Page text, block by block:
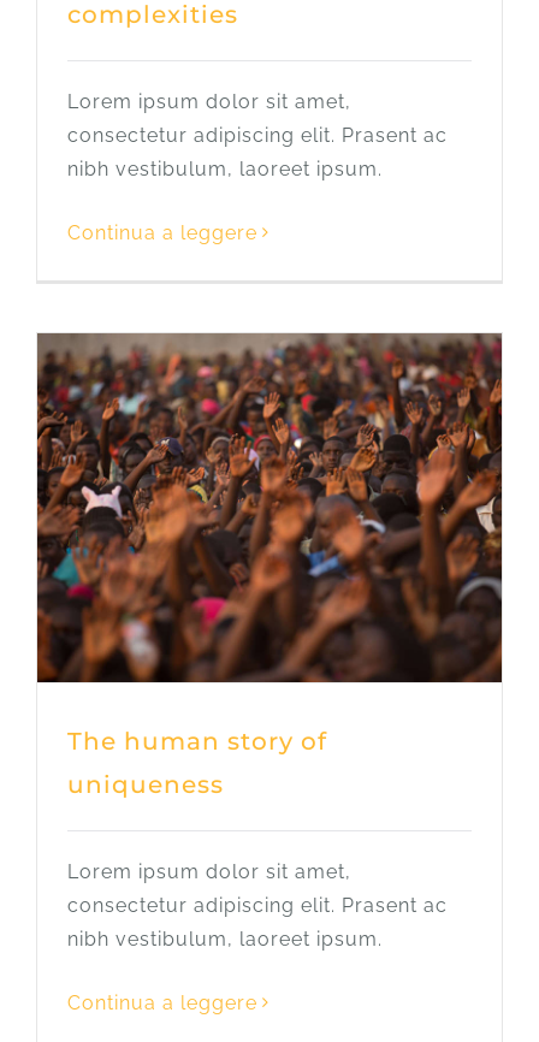
complexities
Lorem ipsum dolor sit amet,
consectetur adipiscing elit. Prasent ac
nibh vestibulum, laoreet ipsum.
Continua a leggere
The human story of
uniqueness
Lorem ipsum dolor sit amet,
consectetur adipiscing elit. Prasent ac
nibh vestibulum, laoreet ipsum.
Continua a leggere